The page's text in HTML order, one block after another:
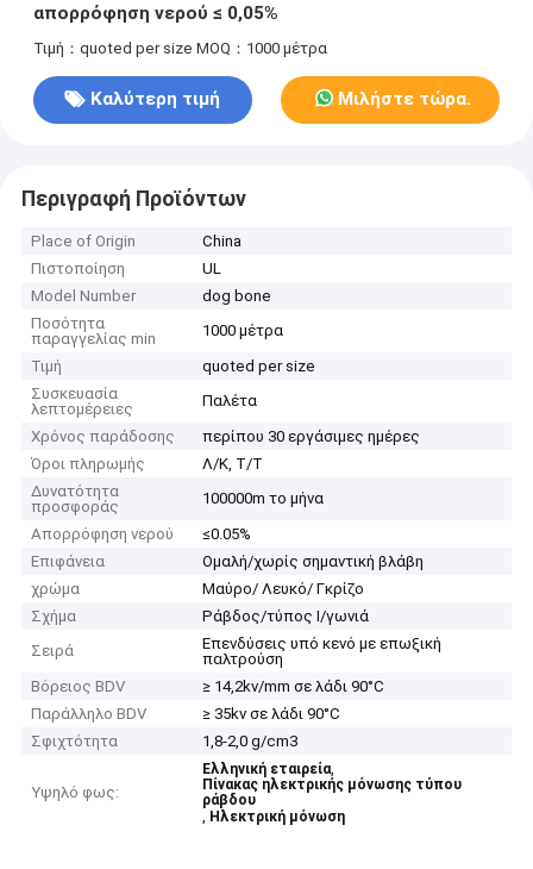
απορρόφηση νερού ≤ 0,05%
Τιμή：quoted per size MOQ：1000 μέτρα
Καλύτερη τιμή Μιλήστε τώρα.
Περιγραφή Προϊόντων
Place of Origin
China
Πιστοποίηση
UL
Model Number
dog bone
Ποσότητα
παραγγελίας min
1000 μέτρα
Τιμή
quoted per size
Συσκευασία
λεπτομέρειες
Παλέτα
Χρόνος παράδοσης
περίπου 30 εργάσιμες ημέρες
Όροι πληρωμής
Λ/Κ, Τ/Τ
Δυνατότητα
προσφοράς
100000m το μήνα
Απορρόφηση νερού
≤0.05%
Επιφάνεια
Ομαλή/χωρίς σημαντική βλάβη
χρώμα
Μαύρο/ Λευκό/ Γκρίζο
Σχήμα
Ράβδος/τύπος Ι/γωνιά
Σειρά
Επενδύσεις υπό κενό με επωξική
παλτρούση
Βόρειος BDV
≥ 14,2kv/mm σε λάδι 90°C
Παράλληλο BDV
≥ 35kv σε λάδι 90°C
Σφιχτότητα
1,8-2,0 g/cm3
Υψηλό φως:
Ελληνική εταιρεία,
Πίνακας ηλεκτρικής μόνωσης τύπου
ράβδου
, Ηλεκτρική μόνωση